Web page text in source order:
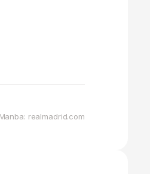
Manba: realmadrid.com